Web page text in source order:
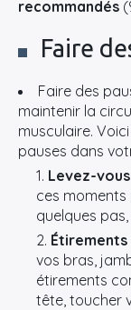
recommandés
Faire
Faire des
maintenir la
musculaire.
pauses dans
Levez-
ces
quelques
Étirements
vos bras,
étirements
tête, toucher